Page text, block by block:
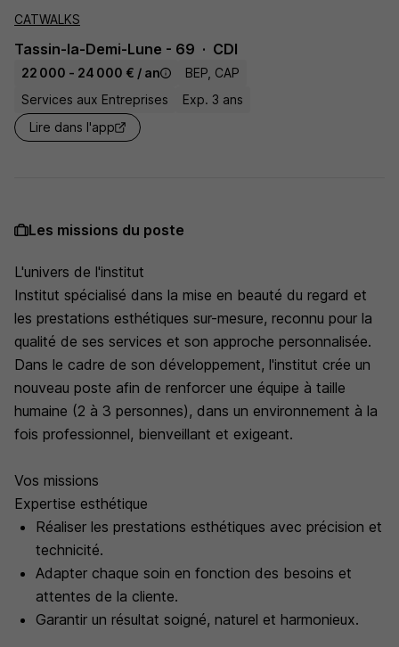
CATWALKS
Tassin-la-Demi-Lune - 69 CDI
22 000 - 24 000 € / an
BEP, CAP
Services aux Entreprises
Exp. 3 ans
Lire dans l'app
Les missions du poste
L'univers de l'institut
Institut spécialisé dans la mise en beauté du regard et
les prestations esthétiques sur-mesure, reconnu pour la
qualité de ses services et son approche personnalisée.
Dans le cadre de son développement, l'institut crée un
nouveau poste afin de renforcer une équipe à taille
humaine (2 à 3 personnes), dans un environnement à la
fois professionnel, bienveillant et exigeant.
Vos missions
Expertise esthétique
Réaliser les prestations esthétiques avec précision et
technicité.
Adapter chaque soin en fonction des besoins et
attentes de la cliente.
Garantir un résultat soigné, naturel et harmonieux.